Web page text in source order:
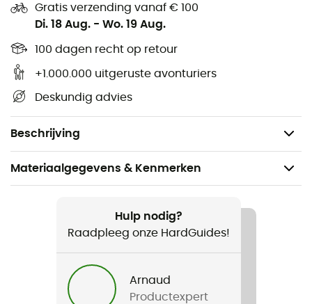
Gratis verzending vanaf € 100
Di. 18 Aug. - Wo. 19 Aug.
100 dagen recht op retour
+1.000.000 uitgeruste avonturiers
Deskundig advies
Beschrijving
Omsluitende pasvorm
Geborsteld materiaal voor goede ademend
vermogen
Korte, strakke manchet
Inzetstukken op de duim en wijsvinger voor
Gewicht: 54 g
Materiaalgegevens & Kenmerken
Wandelen / Dagelijks Leven
Hulp nodig?
Raadpleeg onze HardGuides!
Arnaud
Productexpert